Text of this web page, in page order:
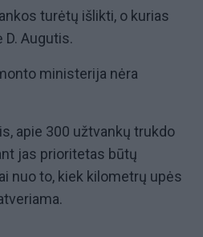
turėtų išlikti, o kurias
D. Augutis.
ministerija nėra
apie 300 užtvankų trukdo
jas prioritetas būtų
nuo to, kiek kilometrų upės